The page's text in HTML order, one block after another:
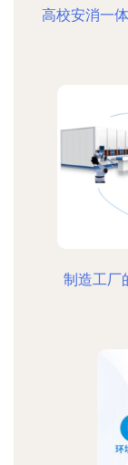
高校安消一
制造工厂